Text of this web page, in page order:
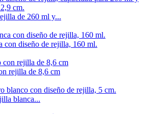
de 260 ml y...
con diseño de rejilla, 160 ml.
rejilla de 8,6 cm
blanca...